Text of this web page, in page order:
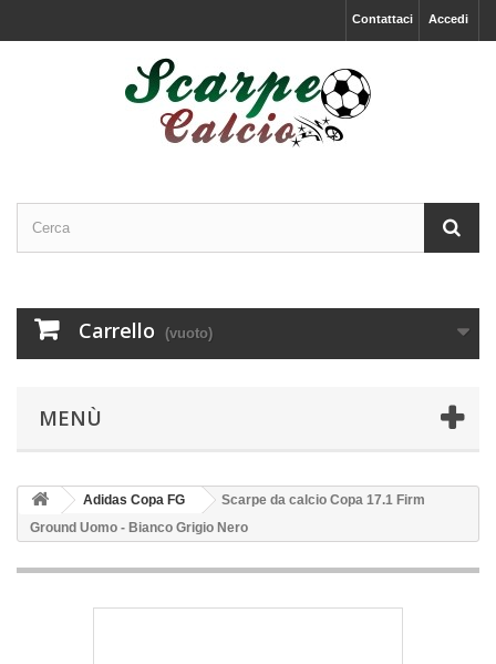
Accedi
Contattaci
Carrello (vuoto)
MENÙ
Adidas Copa FG
Scarpe da calcio Copa 17.1 Firm
Ground Uomo - Bianco Grigio Nero